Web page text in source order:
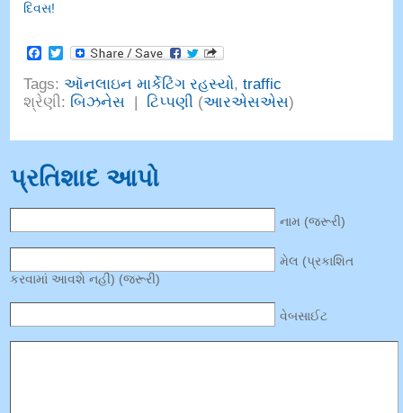
દિવસ!
Facebook
Twitter
Tags:ઑનલાઇન માર્કેટિંગ રહસ્યો,traffic
શ્રેણી: બિઝનેસ ટિપ્પણી (આરએસએસ)
પ્રતિશાદ આપો
નામ (જરૂરી)
મેલ (પ્રકાશિત
કરવામાં આવશે નહીં) (જરૂરી)
વેબસાઈટ